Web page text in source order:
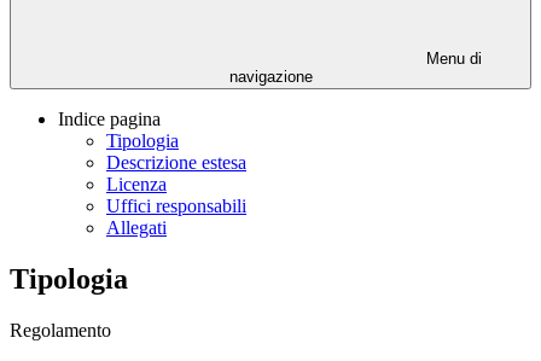
Menu di
navigazione
Indice pagina
Tipologia
Descrizione estesa
Licenza
Uffici responsabili
Allegati
Tipologia
Regolamento